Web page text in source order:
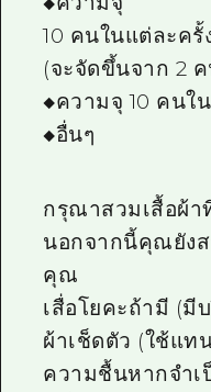
10 คนในแต่ละครั้
(จะจัดขึ้นจาก 2
◆ความจุ 10 คนใ
◆อื่นๆ
กรุณาสวมเสื้อผ้า
นอกจากนี้คุณยังส
คุณ
เสื่อโยคะถ้ามี (มี
ผ้าเช็ดตัว (ใช้แท
ความชื้นหากจำเ